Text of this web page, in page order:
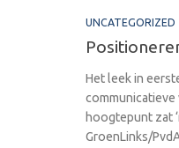
UNCATEGORIZED
Het leek in
hoogtepunt zat
GroenLinks/